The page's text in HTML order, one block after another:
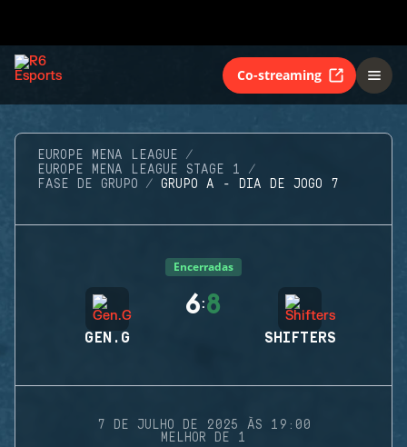
Co-streaming
EUROPE MENA LEAGUE
EUROPE MENA LEAGUE STAGE 1
FASE DE GRUPO
GRUPO A - DIA DE JOGO 7
Encerradas
GEN.G
6:8
SHIFTERS
7 DE JULHO DE 2025 ÀS 19:00
MELHOR DE 1